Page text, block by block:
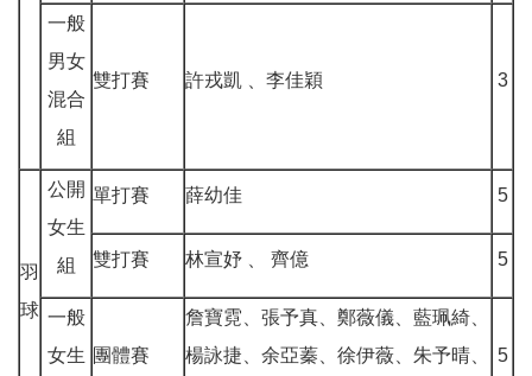
一般
男女
混合
組
雙打賽 許戎凱 、李佳穎 3
羽
球
公開
女生
組
單打賽 薛幼佳 5
雙打賽 林宣妤 、 齊億 5
一般
女生 團體賽
詹寶霓、張予真、鄭薇儀、藍珮綺、
楊詠捷、余亞蓁、徐伊薇、朱予晴、
5